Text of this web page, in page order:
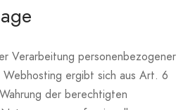
Verarbeitung personenbezogener
Webhosting ergibt sich aus Art. 6
der berechtigten